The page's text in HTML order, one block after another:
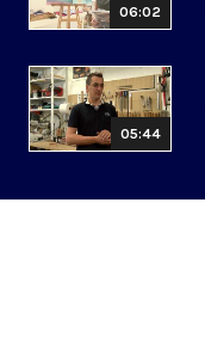
06:02
05:44